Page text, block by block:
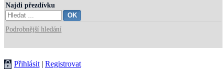
Najdi přezdívku
Podrobnější hledání
Přihlásit | Registrovat